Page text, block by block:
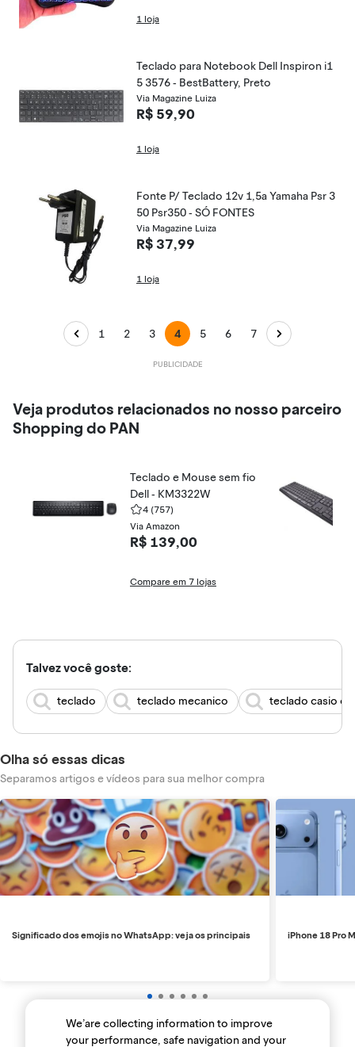
1 loja
Teclado para Notebook Dell Inspiron i1
5 3576 - BestBattery, Preto
Via Magazine Luiza
R$ 59,90
1 loja
Fonte P/ Teclado 12v 1,5a Yamaha Psr 3
50 Psr350 - SÓ FONTES
Via Magazine Luiza
R$ 37,99
1 loja
1 2 3 4 5 6 7
Veja produtos relacionados no nosso parceiro
Shopping do PAN
Teclado e Mouse sem fio
Dell - KM3322W
4 (757)
Via Amazon
R$ 139,00
Compare em 7 lojas
Talvez você goste:
teclado teclado mecanico teclado casio
Olha só essas dicas
Separamos artigos e vídeos para sua melhor compra
Significado dos emojis no WhatsApp: veja os principais iPhone 18 Pro
We’are collecting information to improve
your performance, safe navigation and your